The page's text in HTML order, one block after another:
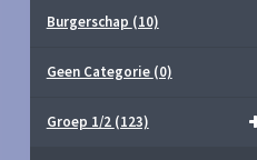
Burgerschap (10)
Geen Categorie (0)
Groep 1/2 (123)